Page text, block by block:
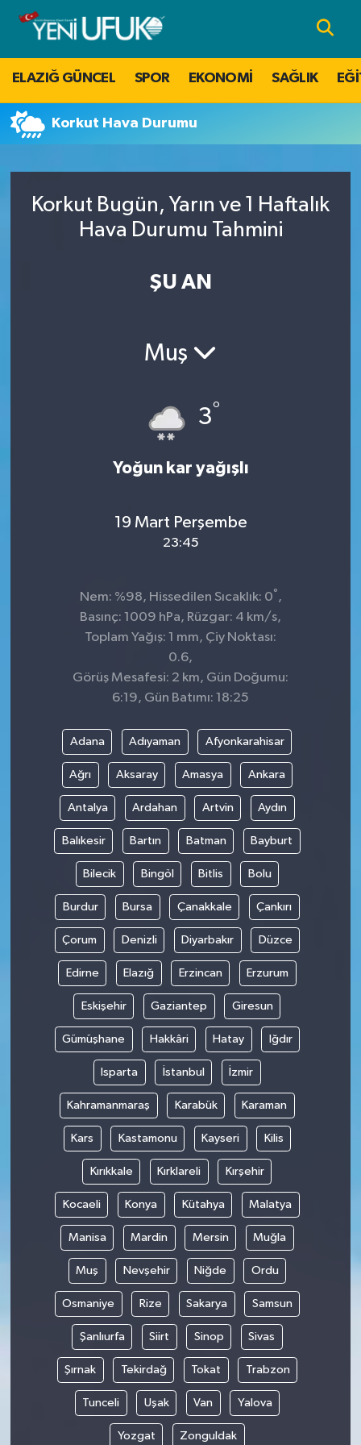
ELAZIĞ GÜNCEL SPOR EKONOMİ SAĞLIK
Korkut Hava Durumu
Korkut Bugün, Yarın ve 1 Haftalık
Hava Durumu Tahmini
ŞU AN
Muş
3°
Yoğun kar yağışlı
19 Mart Perşembe
23:45
Nem: %98, Hissedilen Sıcaklık: 0° ,
Basınç: 1009 hPa, Rüzgar: 4 km/s,
Toplam Yağış: 1 mm, Çiy Noktası:
0.6,
Görüş Mesafesi: 2 km, Gün Doğumu:
6:19, Gün Batımı: 18:25
Adana Adıyaman Afyonkarahisar
Ağrı Aksaray Amasya Ankara
Antalya Ardahan Artvin Aydın
Balıkesir Bartın Batman Bayburt
Bilecik Bingöl Bitlis Bolu
Burdur Bursa Çanakkale Çankırı
Çorum Denizli Diyarbakır Düzce
Edirne Elazığ Erzincan Erzurum
Eskişehir Gaziantep Giresun
Gümüşhane Hakkâri Hatay Iğdır
Isparta İstanbul İzmir
Kahramanmaraş Karabük Karaman
Kars Kastamonu Kayseri Kilis
Kırıkkale Kırklareli Kırşehir
Kocaeli Konya Kütahya Malatya
Manisa Mardin Mersin Muğla
Muş Nevşehir Niğde Ordu
Osmaniye Rize Sakarya Samsun
Şanlıurfa Siirt Sinop Sivas
Şırnak Tekirdağ Tokat Trabzon
Tunceli Uşak Van Yalova
Yozgat Zonguldak
Nöbetçi Eczaneler
Hava Durumu
Namaz Vakitleri
Süper Lig Puan Durumu ve Fikstür